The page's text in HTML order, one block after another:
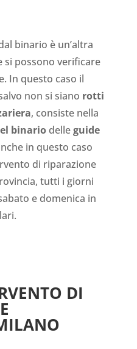
binario è un’altra
si possono verificare
In questo caso il
non si siano rotti
, consiste nella
binariodelleguide
in questo caso
di riparazione
tutti i giorni
e domenica in
DI